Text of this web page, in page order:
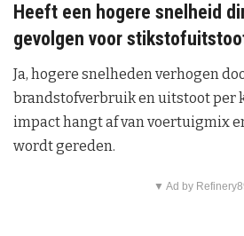
Heeft een hogere snelheid
gevolgen voor
Ja, hogere snelheden verhogen
brandstofverbruik en uitstoot per
impact hangt af van voertuigmix
wordt gereden.
▼ Ad by